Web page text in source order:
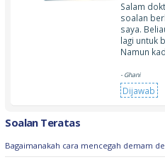
Salam
soalan
saya.
lagi untuk
Namun
- Ghani
Dijawab
Soalan Teratas
Bagaimanakah cara mencegah demam